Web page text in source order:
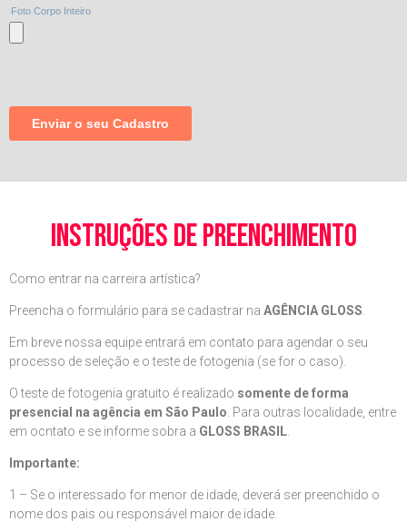
instruções de preenchimento
Como entrar na carreira artística?
Preencha o formulário para se cadastrar na AGÊNCIA GLOSS
Em breve nossa equipe entrará em contato para agendar o seu
processo de seleção e o teste de fotogenia (se for o caso).
O teste de fotogenia gratuito é realizado somente de forma
presencial na agência em São Paulo . Para outras localidade, entre
em ocntato e se informe sobra a GLOSS BRASIL
Importante:
1 – Se o interessado for menor de idade, deverá ser preenchido o
nome dos pais ou responsável maior de idade.